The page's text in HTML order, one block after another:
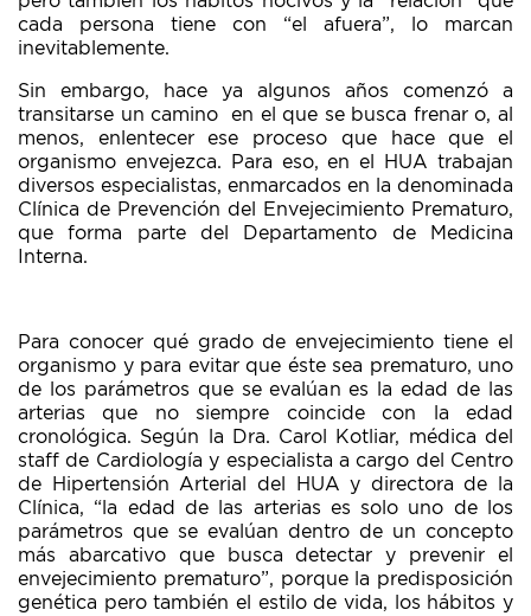
cada persona tiene con “el afuera”, lo marcan
inevitablemente.
Sin embargo, hace ya algunos años comenzó a
transitarse un camino en el que se busca frenar o, al
menos, enlentecer ese proceso que hace que el
organismo envejezca. Para eso, en el HUA trabajan
diversos especialistas, enmarcados en la denominada
Clínica de Prevención del Envejecimiento Prematuro,
que forma parte del Departamento de Medicina
Interna.
Para conocer qué grado de envejecimiento tiene el
organismo y para evitar que éste sea prematuro, uno
de los parámetros que se evalúan es la edad de las
arterias que no siempre coincide con la edad
cronológica. Según la Dra. Carol Kotliar, médica del
staff de Cardiología y especialista a cargo del Centro
de Hipertensión Arterial del HUA y directora de la
Clínica, “la edad de las arterias es solo uno de los
parámetros que se evalúan dentro de un concepto
más abarcativo que busca detectar y prevenir el
envejecimiento prematuro”, porque la predisposición
genética pero también el estilo de vida, los hábitos y